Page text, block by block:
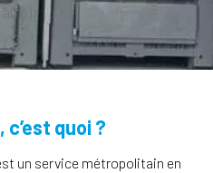
quoi ?
un service métropolitain en